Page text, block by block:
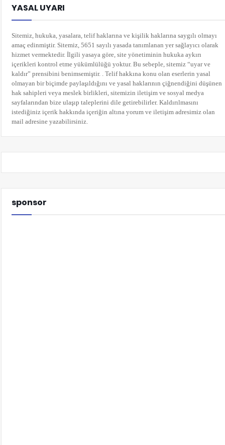
YASAL UYARI
Sitemiz, hukuka, yasalara, telif haklarına ve kişilik haklarına saygılı olmayı
amaç edinmiştir. Sitemiz, 5651 sayılı yasada tanımlanan yer sağlayıcı olarak
hizmet vermektedir. İlgili yasaya göre, site yönetiminin hukuka aykırı
içerikleri kontrol etme yükümlülüğü yoktur. Bu sebeple, sitemiz “uyar ve
kaldır” prensibini benimsemiştir. . Telif hakkına konu olan eserlerin yasal
olmayan bir biçimde paylaşıldığını ve yasal haklarının çiğnendiğini düşünen
hak sahipleri veya meslek birlikleri, sitemizin iletişim ve sosyal medya
sayfalarından bize ulaşıp taleplerini dile getirebilirler. Kaldırılmasını
istediğiniz içerik hakkında içeriğin altına yorumve iletişim adresimiz olan
mail adresine yazabilirsiniz.
sponsor